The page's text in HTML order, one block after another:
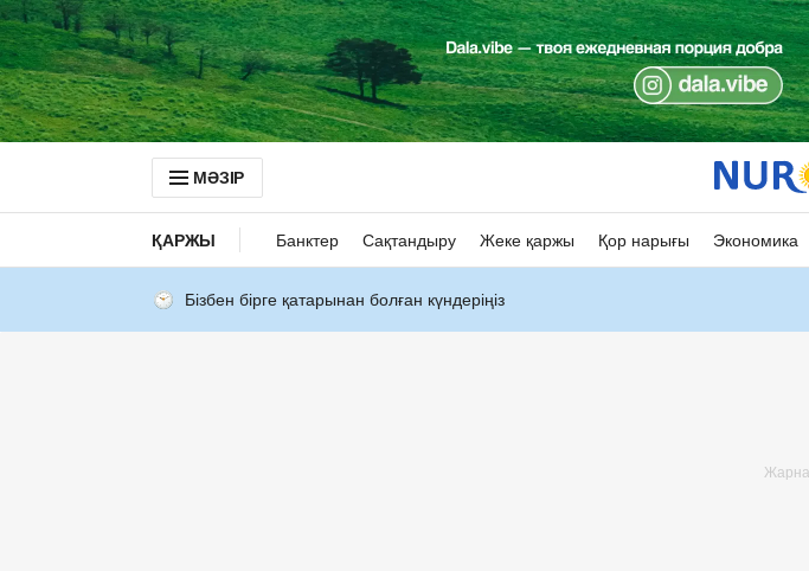
МӘЗІР
ҚАРЖЫ Банктер Сақтандыру Жеке қаржы Қор нарығы Экономика
Бізбен бірге қатарынан болған күндеріңіз